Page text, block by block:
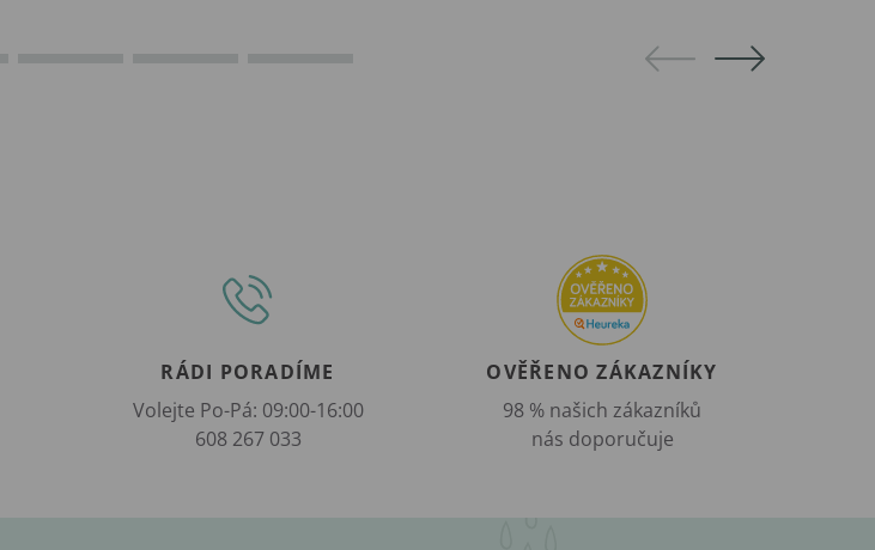
RÁDI PORADÍME
Volejte Po-Pá: 09:00-16:00
608 267 033
OVĚŘENO ZÁKAZNÍKY
98 % našich zákazníků
nás doporučuje